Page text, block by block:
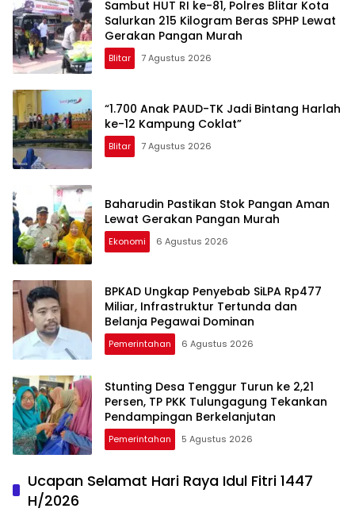
Sambut HUT RI ke-81, Polres Blitar Kota
Salurkan 215 Kilogram Beras SPHP Lewat
Gerakan Pangan Murah
Blitar 7 Agustus 2026
“1.700 Anak PAUD-TK Jadi Bintang Harlah
ke-12 Kampung Coklat”
Blitar 7 Agustus 2026
Baharudin Pastikan Stok Pangan Aman
Lewat Gerakan Pangan Murah
Ekonomi 6 Agustus 2026
BPKAD Ungkap Penyebab SiLPA Rp477
Miliar, Infrastruktur Tertunda dan
Belanja Pegawai Dominan
Pemerintahan 6 Agustus 2026
Stunting Desa Tenggur Turun ke 2,21
Persen, TP PKK Tulungagung Tekankan
Pendampingan Berkelanjutan
Pemerintahan 5 Agustus 2026
Ucapan Selamat Hari Raya Idul Fitri 1447
H/2026